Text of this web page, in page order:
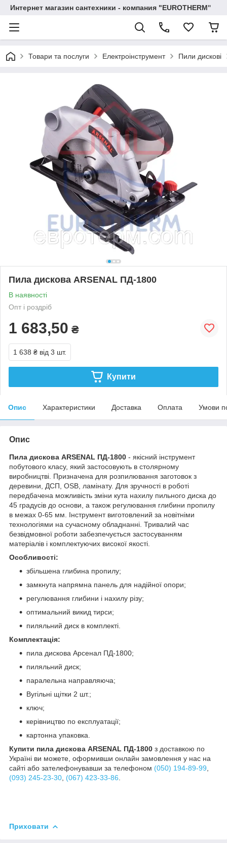
Интернет магазин сантехники - компания "EUROTHERM"
Товари та послуги Електроінструмент Пили дискові
Пила дискова ARSENAL ПД-1800
В наявності
Опт і роздріб
1 683,50 ₴
1 638 ₴ від 3 шт.
Купити
Опис Характеристики Доставка Оплата Умови
Опис
Пила дискова ARSENAL ПД-1800 - якісний інструмент
побутового класу, який застосовують в столярному
виробництві. Призначена для розпилювання заготовок з
деревини, ДСП, OSB, ламінату. Для зручності в роботі
передбачена можливість зміни кута нахилу пильного диска до
45 градусів до основи, а також регулювання глибини пропилу
в межах 0-65 мм. Інструмент виготовлений за новітніми
технологіями на сучасному обладнанні. Тривалий час
безвідмовної роботи забезпечується застосуванням
матеріалів і комплектуючих високої якості.
Особливості:
збільшена глибина пропилу;
замкнута напрямна панель для надійної опори;
регулювання глибини і нахилу різу;
оптимальний викид тирси;
пиляльний диск в комплекті.
Комплектація:
пила дискова Арсенал ПД-1800;
пиляльний диск;
паралельна направляюча;
Вугільні щітки 2 шт.;
ключ;
керівництво по експлуатації;
картонна упаковка.
Купити пила дискова ARSENAL ПД-1800 з доставкою по
Україні ви можете, оформивши онлайн замовлення у нас на
сайті або зателефонувавши за телефоном (050) 194-89-99
(093) 245-23-30 (067) 423-33-86
Приховати